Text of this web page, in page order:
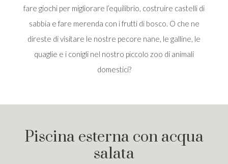
fare giochi per migliorare l’equilibrio, costruire castelli di
sabbia e fare merenda con i frutti di bosco. O che ne
direste di visitare le nostre pecore nane, le galline, le
quaglie e i conigli nel nostro piccolo zoo di animali
domestici?
Piscina esterna con acqua
salata